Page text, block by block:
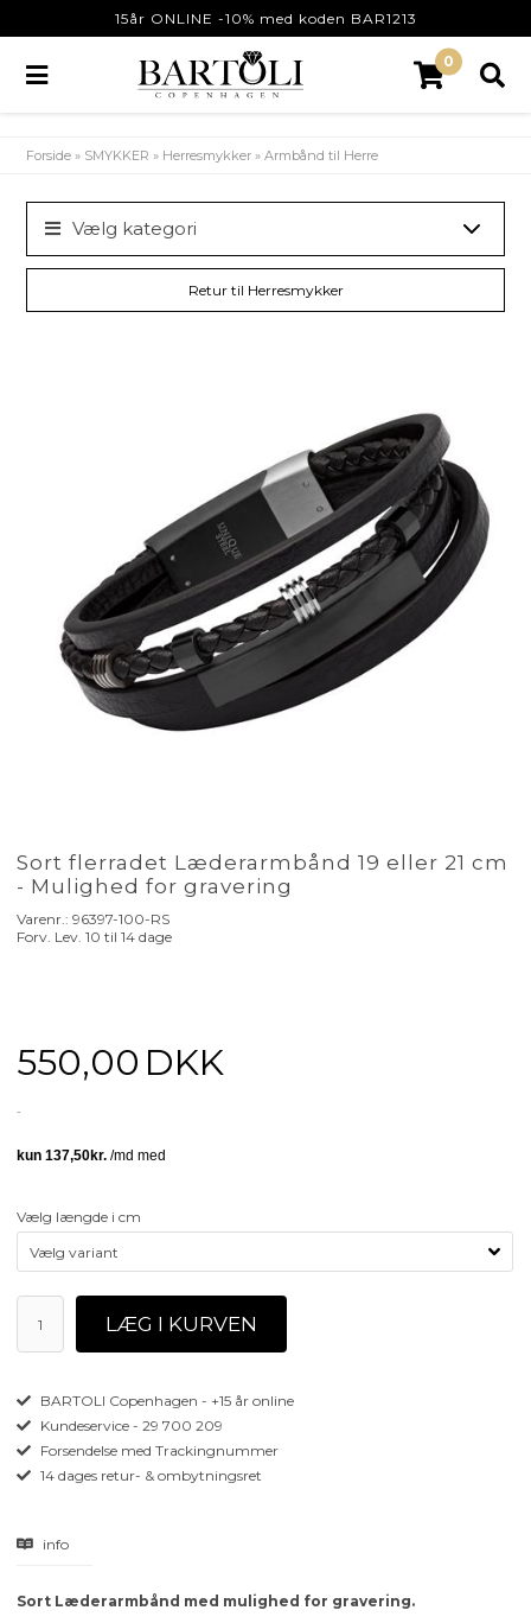
15år ONLINE -10% med koden BAR1213
0
Forside » SMYKKER » Herresmykker »Armbånd til Herre
Vælg kategori
Retur til Herresmykker
Sort flerradet Læderarmbånd 19 eller 21 cm
- Mulighed for gravering
Varenr.:96397-100-RS
Forv. Lev. 10 til 14 dage
550,00 DKK
Vælg længde i cm
BARTOLI Copenhagen - +15 år online
Kundeservice - 29 700 209
Forsendelse med Trackingnummer
14 dages retur- & ombytningsret
info
Sort Læderarmbånd med mulighed for gravering.